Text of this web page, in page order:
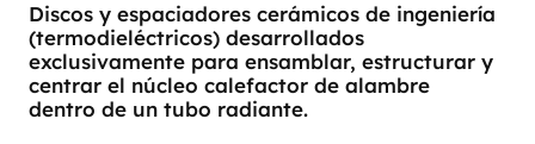
Discos y espaciadores cerámicos de ingeniería
(termodieléctricos) desarrollados
exclusivamente para ensamblar, estructurar y
centrar el núcleo calefactor de alambre
dentro de un tubo radiante.